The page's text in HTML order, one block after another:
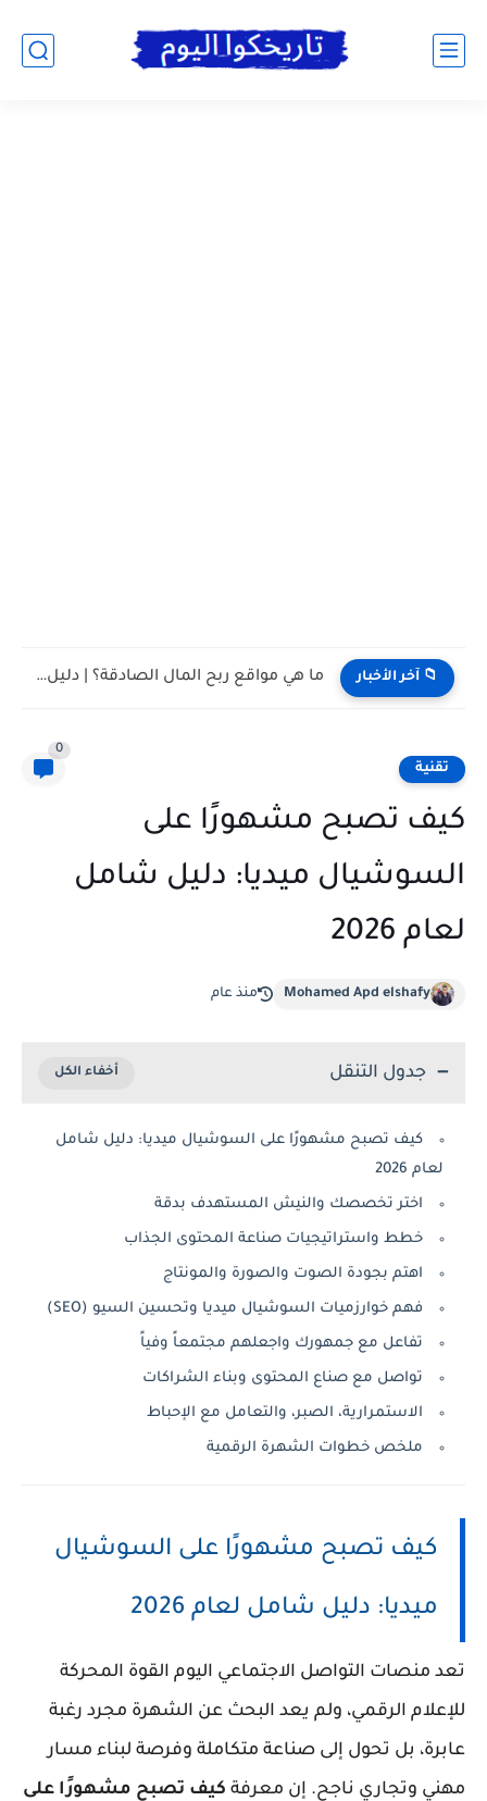
📁 آخر الأخبار تأثير وسائل التواصل الاجتماعي على حياتنا اليومية: بين الفوائد والتحديات
تقنية
0
كيف تصبح مشهورًا على
السوشيال ميديا: دليل شامل
لعام 2026
Mohamed Apd elshafy منذ عام
جدول التنقل
كيف تصبح مشهورًا على السوشيال ميديا: دليل شامل
لعام 2026
اختر تخصصك والنيش المستهدف بدقة
خطط واستراتيجيات صناعة المحتوى الجذاب
اهتم بجودة الصوت والصورة والمونتاج
فهم خوارزميات السوشيال ميديا وتحسين السيو (SEO)
تفاعل مع جمهورك واجعلهم مجتمعاً وفياً
تواصل مع صناع المحتوى وبناء الشراكات
الاستمرارية، الصبر، والتعامل مع الإحباط
ملخص خطوات الشهرة الرقمية
كيف تصبح مشهورًا على السوشيال
ميديا: دليل شامل لعام 2026
تعد منصات التواصل الاجتماعي اليوم القوة المحركة
للإعلام الرقمي، ولم يعد البحث عن الشهرة مجرد رغبة
عابرة، بل تحول إلى صناعة متكاملة وفرصة لبناء مسار
مهني وتجاري ناجح. إن معرفة كيف تصبح مشهورًا على